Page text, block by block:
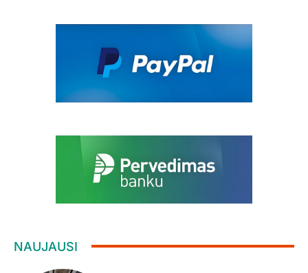
NAUJAUSI